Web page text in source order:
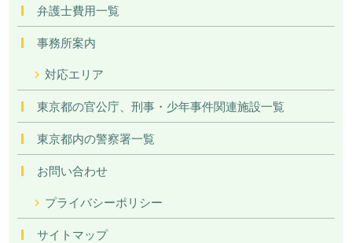
弁護士費用一覧
事務所案内
対応エリア
東京都の官公庁、刑事・少年事件関連施設一覧
東京都内の警察署一覧
お問い合わせ
プライバシーポリシー
サイトマップ